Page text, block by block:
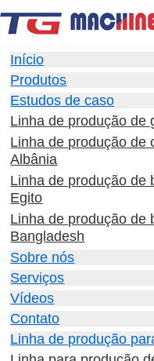
Início
Produtos
Estudos de caso
Linha de produção de
Linha de produção de
Albânia
Linha de produção de
Egito
Linha de produção de
Bangladesh
Sobre nós
Serviços
Vídeos
Contato
Linha de produção